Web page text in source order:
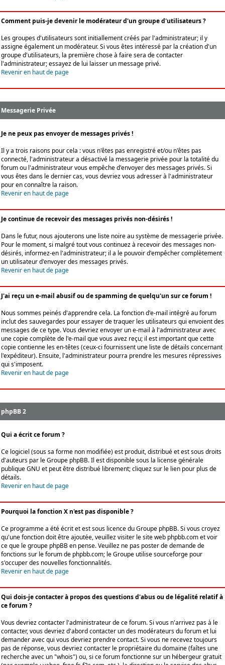
Comment puis-je devenir le modérateur d'un groupe d'utilisateurs ?
Les groupes d'utilisateurs sont initiallement créés par l'administrateur; il y
assigne également un modérateur. Si vous êtes intéressé par la création d'un
groupe d'utilisateurs, la première chose à faire sera de contacter
l'administrateur; essayez de lui laisser un message privé.
Revenir en haut de page
Messagerie Privée
Je ne peux pas envoyer de messages privés !
Il y a trois raisons pour cela : vous n'êtes pas enregistré et/ou n'êtes pas
connecté, l'administrateur a désactivé la messagerie privée pour la totalité du
forum ou l'administrateur vous empêche d'envoyer des messages privés. Si
vous êtes dans le dernier cas, vous devriez vous adresser à l'administrateur
pour en connaître la raison.
Revenir en haut de page
Je continue de recevoir des messages privés non-désirés !
Dans le futur, nous ajouterons une liste noire au système de messagerie privée.
Pour le moment, si malgré tout vous continuez à recevoir des messages non-
désirés, informez-en l'administrateur; il a le pouvoir d'empêcher complètement
un utilisateur d'envoyer des messages privés.
Revenir en haut de page
J'ai reçu un e-mail abusif ou de spamming de quelqu'un sur ce forum !
Nous sommes peinés d'apprendre cela. La fonction d'e-mail intégré au forum
inclut des sauvegardes pour essayer de traquer les utilisateurs qui envoient des
messages de ce type. Vous devriez envoyer un e-mail à l'administrateur avec
une copie complète de l'e-mail que vous avez reçu; il est important que cette
copie contienne les en-têtes (ceux-ci fournissent une liste de détails concernant
l'expéditeur). Ensuite, l'administrateur pourra prendre les mesures répressives
qui s'imposent.
Revenir en haut de page
phpBB 2
Qui a écrit ce forum ?
Ce logiciel (sous sa forme non modifiée) est produit, distribué et est sous droits
d'auteurs par leGroupe phpBB. Il est disponible sous la license générale
publique GNU et peut être distribué librement; cliquez sur le lien pour plus de
détails.
Revenir en haut de page
Pourquoi la fonction X n'est pas disponible ?
Ce programme a été écrit et est sous licence du Groupe phpBB. Si vous croyez
qu'une fonction doit être ajoutée, veuillez visiter le site web phpbb.com et voir
ce que le groupe phpBB en pense. Veuillez ne pas poster de demande de
fonctions sur le forum de phpbb.com; le Groupe utilise sourceforge pour
s'occuper des nouvelles fonctionnalités.
Revenir en haut de page
Qui dois-je contacter à propos des questions d'abus ou de légalité relatif à
ce forum ?
Vous devriez contacter l'administrateur de ce forum. Si vous n'arrivez pas à le
contacter, vous devriez d'abord contacter un des modérateurs du forum et lui
demander avec qui vous devriez prendre contact. Si vous ne recevez toujours
pas de réponse, vous devriez contacter le propriétaire du domaine (faîtes une
recherche avec un "whois") ou, si ce forum fonctionne sur un hébergeur gratuit